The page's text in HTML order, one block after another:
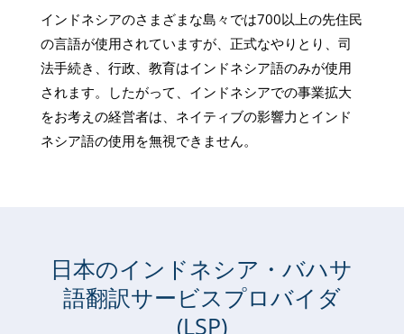
インドネシアのさまざまな島々では700以上の先住民
の言語が使用されていますが、正式なやりとり、司
法手続き、行政、教育はインドネシア語のみが使用
されます。したがって、インドネシアでの事業拡大
をお考えの経営者は、ネイティブの影響力とインド
ネシア語の使用を無視できません。
日本のインドネシア・バハサ
語翻訳サービスプロバイダ
(LSP)